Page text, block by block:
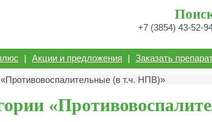
+7 (3854) 43-52-
| Акции и предложения | Заказать
«Противовоспалительные (в т.ч. НПВ)»